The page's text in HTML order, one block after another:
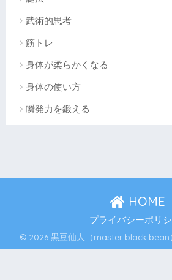
武術的思考
筋トレ
身体が柔らかくなる
身体の使い方
瞬発力を鍛える
HOME
プライバシーポリ
© 2026 黒豆仙人（master black bean